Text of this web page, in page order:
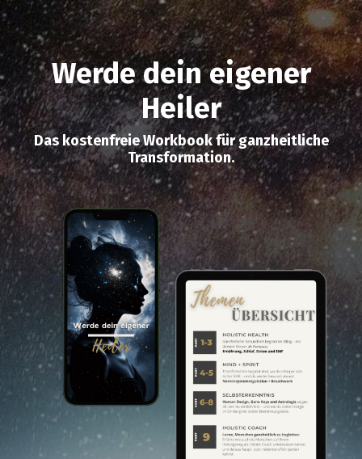
Werde dein eigener
Heiler
Das kostenfreie Workbook für ganzheitliche
Transformation.